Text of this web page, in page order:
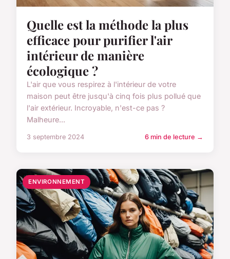
Quelle est la méthode la plus
efficace pour purifier l'air
intérieur de manière
écologique ?
L'air que vous respirez à l'intérieur de votre
maison peut être jusqu'à cinq fois plus pollué que
l'air extérieur. Incroyable, n'est-ce pas ?
Malheure...
3 septembre 2024 6 min de lecture →
ENVIRONNEMENT